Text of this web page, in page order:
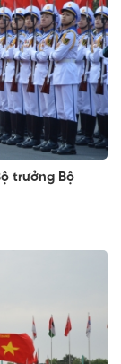
trưởng Bộ